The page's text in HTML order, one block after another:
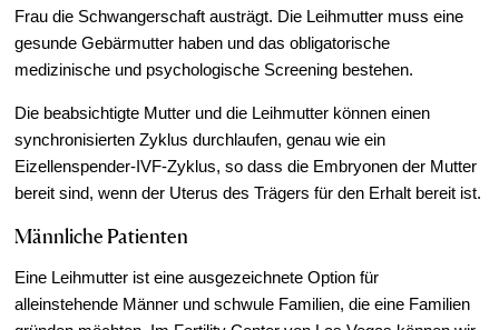
Frau die Schwangerschaft austrägt. Die Leihmutter muss eine
gesunde Gebärmutter haben und das obligatorische
medizinische und psychologische Screening bestehen.
Die beabsichtigte Mutter und die Leihmutter können einen
synchronisierten Zyklus durchlaufen, genau wie ein
Eizellenspender-IVF-Zyklus, so dass die Embryonen der Mutter
bereit sind, wenn der Uterus des Trägers für den Erhalt bereit ist.
Männliche Patienten
Eine Leihmutter ist eine ausgezeichnete Option für
alleinstehende Männer und schwule Familien, die eine Familien